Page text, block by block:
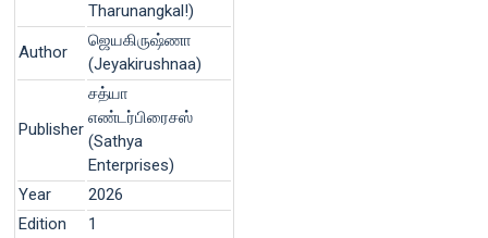
Tharunangkal!)
Author
ஜெயகிருஷ்ணா
(Jeyakirushnaa)
Publisher
சத்யா
எண்டர்பிரைசஸ்
(Sathya
Enterprises)
Year
2026
Edition
1